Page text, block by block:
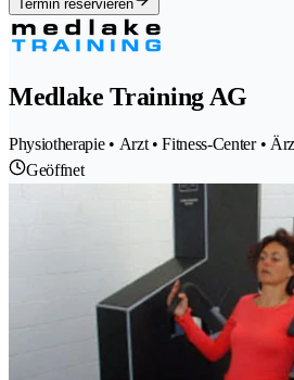
Termin reservieren
Medlake Training AG
Physiotherapie • Arzt • Fitness-Center •
Geöffnet